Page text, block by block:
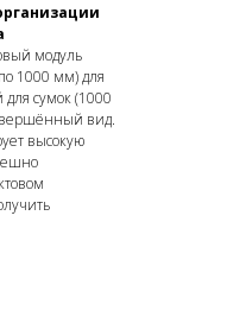
модуль
1000 мм) для
сумок (1000
вид.
высокую